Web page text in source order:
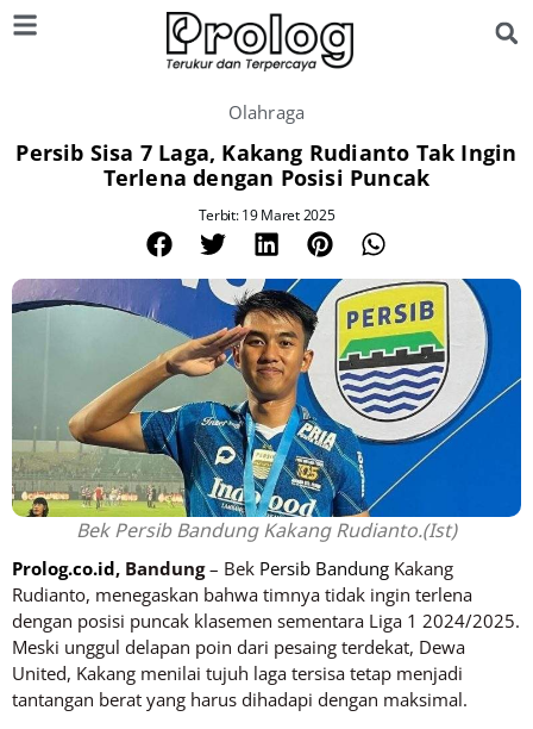
Olahraga
Persib Sisa 7 Laga, Kakang Rudianto Tak Ingin
Terlena dengan Posisi Puncak
Terbit: 19 Maret 2025
Bek Persib Bandung Kakang Rudianto.(Ist)
Prolog.co.id, Bandung– Bek Persib Bandung Kakang
Rudianto, menegaskan bahwa timnya tidak ingin terlena
dengan posisi puncak klasemen sementara Liga 1 2024/2025.
Meski unggul delapan poin dari pesaing terdekat, Dewa
United, Kakang menilai tujuh laga tersisa tetap menjadi
tantangan berat yang harus dihadapi dengan maksimal.